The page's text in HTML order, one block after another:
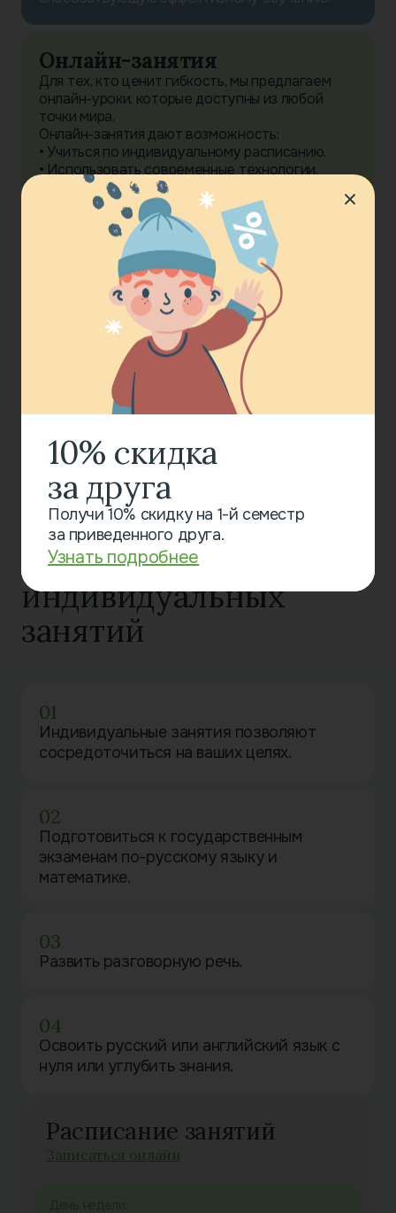
Онлайн-занятия
Для тех, кто ценит гибкость, мы предлагаем
онлайн-уроки, которые доступны из любой
точки мира.
Онлайн-занятия дают возможность:
• Учиться по индивидуальному расписанию.
• Использовать современные технологии,
такие как интерактивные материалы и
электронные учебники.
• Получать качественное образование, не
выходя из дома.
Запишитесь на занятие
сейчас!
Оставьте ваши контакты и мы подберем для
вас удобное время посещения.
Записаться онлайн
Преимущество
индивидуальных
занятий
01
Индивидуальные занятия позволяют
сосредоточиться на ваших целях.
02
Подготовиться к государственным
экзаменам по-русскому языку и
математике.
03
Развить разговорную речь.
04
Освоить русский или английский язык с
нуля или углубить знания.
Расписание занятий
Записаться онлайн
10% скидка
за друга
Получи 10% скидку на 1-й семестр
за приведенного друга.
Узнать подробнее